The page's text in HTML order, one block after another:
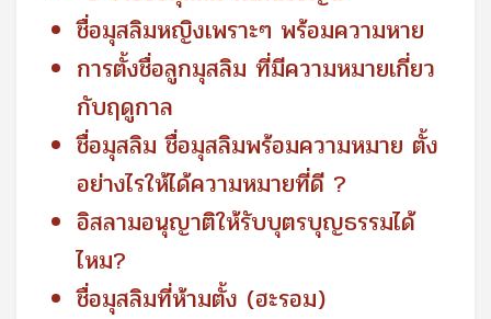
ชื่อมุสลิมหญิงเพราะๆ พร้อมความหาย
การตั้งชื่อลูกมุสลิม ที่มีความหมายเกี่ยว
กับฤดูกาล
ชื่อมุสลิม ชื่อมุสลิมพร้อมความหมาย ตั้ง
อย่างไรให้ได้ความหมายที่ดี ?
อิสลามอนุญาติให้รับบุตรบุญธรรมได้
ไหม?
ชื่อมุสลิมที่ห้ามตั้ง (ฮะรอม)